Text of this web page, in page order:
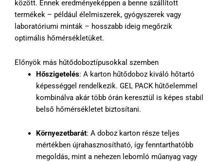
között. Ennek eredményeképpen a benne szállított
termékek – például élelmiszerek, gyógyszerek vagy
laboratóriumi minták – hosszabb ideig megőrzik
optimális hőmérsékletüket.
Előnyök más hűtődoboztípusokkal szemben
Hőszigetelés: A karton hűtődoboz kiváló hőtartó
képességgel rendelkezik. GEL PACK hűtőelemmel
kombinálva akár több órán keresztül is képes stabil
belső hőmérsékletet biztosítani.
Környezetbarát: A doboz karton része teljes
mértékben újrahasznosítható, így fenntarthatóbb
megoldás, mint a nehezen lebomló műanyag vagy